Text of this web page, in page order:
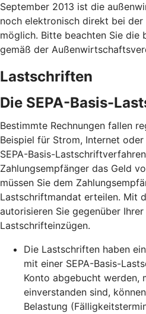
September 2013 ist die
noch elektronisch direkt bei der
möglich. Bitte beachten Sie die
gemäß der
Lastschriften
Die SEPA-Basis-
Bestimmte Rechnungen fallen
Beispiel für Strom, Internet
SEPA-Basis-
Zahlungsempfänger das Geld
müssen Sie dem
Lastschriftmandat erteilen. Mit
autorisieren Sie gegenüber
Lastschrifteinzügen.
Die Lastschriften haben
mit einer SEPA-Basis-
Konto abgebucht werden,
einverstanden sind,
Belastung